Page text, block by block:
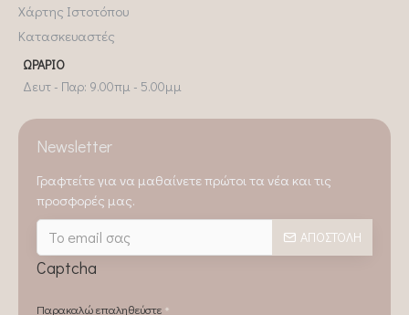
Χάρτης Ιστοτόπου
Κατασκευαστές
ΩΡΆΡΙΟ
Δευτ - Παρ: 9.00πμ - 5.00μμ
Newsletter
Γραφτείτε για να μαθαίνετε πρώτοι τα νέα και τις
προσφορές μας.
ΑΠΟΣΤΟΛΉ
Captcha
Παρακαλώ επαληθεύστε